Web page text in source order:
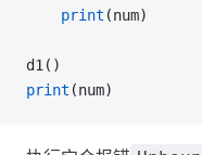
    print
(num)
d1()
print (num)